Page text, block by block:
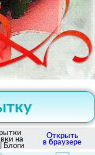
на
Блоги
Открыть
в браузере